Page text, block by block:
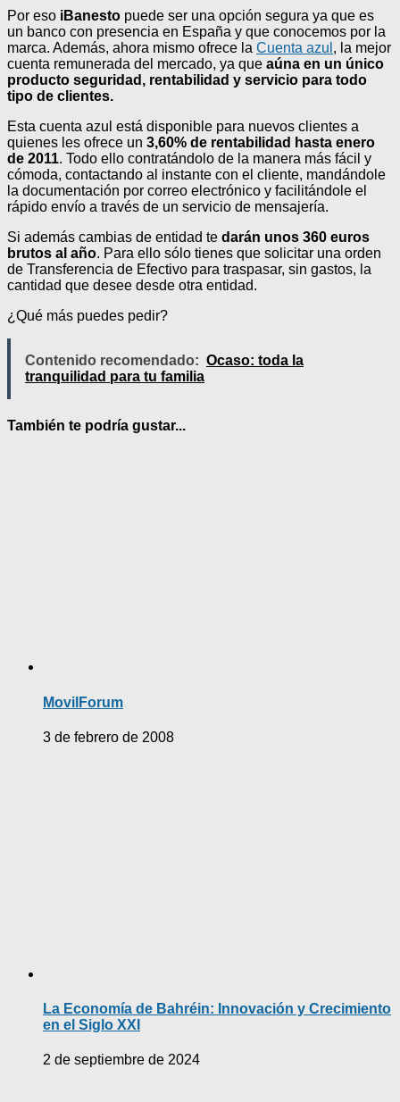
Por eso iBanesto puede ser una opción segura ya que es
un banco con presencia en España y que conocemos por la
marca. Además, ahora mismo ofrece la Cuenta azul , la mejor
cuenta remunerada del mercado, ya que aúna en un único
producto seguridad, rentabilidad y servicio para todo
tipo de clientes.
Esta cuenta azul está disponible para nuevos clientes a
quienes les ofrece un 3,60% de rentabilidad hasta enero
de 2011. Todo ello contratándolo de la manera más fácil y
cómoda, contactando al instante con el cliente, mandándole
la documentación por correo electrónico y facilitándole el
rápido envío a través de un servicio de mensajería.
Si además cambias de entidad te darán unos 360 euros
brutos al año. Para ello sólo tienes que solicitar una orden
de Transferencia de Efectivo para traspasar, sin gastos, la
cantidad que desee desde otra entidad.
¿Qué más puedes pedir?
Contenido recomendado: Ocaso: toda la
tranquilidad para tu familia
También te podría gustar...
MovilForum
3 de febrero de 2008
La Economía de Bahréin: Innovación y Crecimiento
en el Siglo XXI
2 de septiembre de 2024